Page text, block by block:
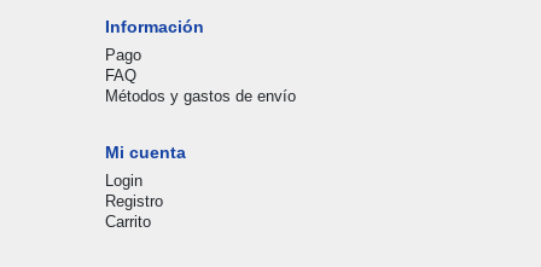
Información
Pago
FAQ
Métodos y gastos de envío
Mi cuenta
Login
Registro
Carrito